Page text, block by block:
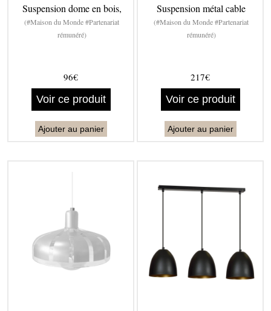
Suspension dome en bois,
(#Maison du Monde #Partenariat
rémunéré)
96€
Voir ce produit
Ajouter au panier
Suspension métal cable
(#Maison du Monde #Partenariat
rémunéré)
217€
Voir ce produit
Ajouter au panier